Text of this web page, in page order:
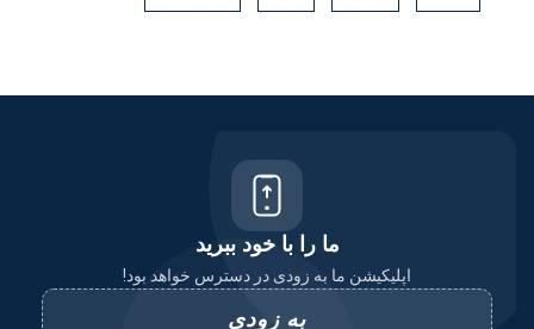
ما را با خود ببرید
اپلیکیشن ما به زودی در دسترس خواهد بود!
به زودی